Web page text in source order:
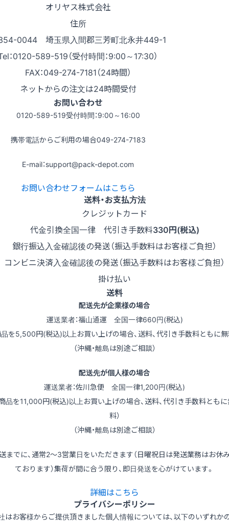
オリヤス株式会社
住所
0044 埼玉県入間郡三芳町北永井449-1
：0120-589-519（受付時間：9:00～17:30）
FAX：049-274-7181（24時間）
ネットからの注文は24時間受付
お問い合わせ
0120-589-519受付時間：9:00～16:00
携帯電話からご利用の場合049-274-7183
E-mail：support@pack-depot.com
お問い合わせフォームはこちら
送料・お支払方法
クレジットカード
代金引換全国一律 代引き手数料330円(税込)
銀行振込入金確認後の発送（振込手数料はお客様ご負担）
コンビニ決済入金確認後の発送（振込手数料はお客様ご負担）
掛け払い
送料
配送先が企業様の場合
運送業者：福山通運 全国一律660円(税込)
品を5,500円(税込)以上お買い上げの場合、送料、代引き手数料ともに無
（沖縄・離島は別途ご相談）
配送先が個人様の場合
運送業者：佐川急便 全国一律1,200円(税込)
品を11,000円(税込)以上お買い上げの場合、送料、代引き手数料とも
料）
（沖縄・離島は別途ご相談）
までに、通常2～3営業日をいただきます（日曜祝日は発送業務はお休
ております）集荷が間に合う限り、即日発送を心がけています。
詳細はこちら
プライバシーポリシー
はお客様からご提供頂きました個人情報については、以下のいずれか